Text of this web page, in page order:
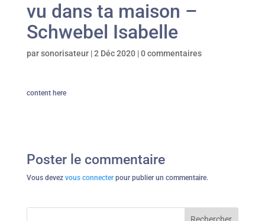
vu dans ta maison –
Schwebel Isabelle
parsonorisateur|2 Déc 2020|0 commentaires
content here
Poster le commentaire
Vous devez vous connecterpour publier un commentaire.